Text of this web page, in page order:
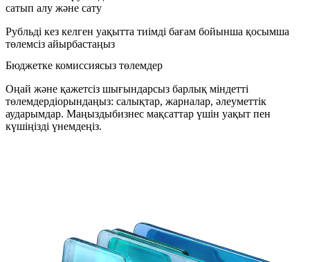
сатып алу және сату
Рубльді кез келген уақытта тиімді бағам бойынша қосымша
төлемсіз айырбастаңыз
Бюджетке комиссиясыз төлемдер
Оңай және қажетсіз шығындарсыз барлық міндетті
төлемдердіорындаңыз: салықтар, жарналар, әлеуметтік
аударымдар. Маңыздыбизнес мақсаттар үшін уақыт пен
күшіңізді үнемдеңіз.